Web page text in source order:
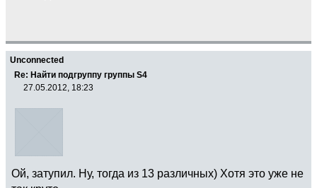
Unconnected
Re: Найти подгруппу группы S4
27.05.2012, 18:23
Ой, затупил. Ну, тогда из 13 различных) Хотя это уже не